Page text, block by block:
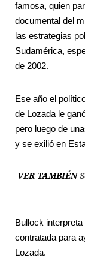
famosa, quien
documental del
las estrategias
Sudamérica,
de 2002.
Ese año el
de Lozada le
pero luego de
y se exilió en
VER TAMBIÉN
Bullock
contratada para
Lozada.